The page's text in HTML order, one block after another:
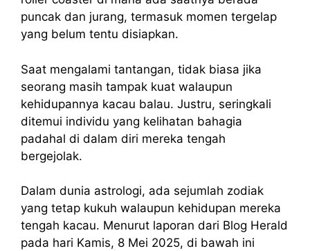
puncak dan jurang, termasuk momen tergelap
yang belum tentu disiapkan.
Saat mengalami tantangan, tidak biasa jika
seorang masih tampak kuat walaupun
kehidupannya kacau balau. Justru, seringkali
ditemui individu yang kelihatan bahagia
padahal di dalam diri mereka tengah
bergejolak.
Dalam dunia astrologi, ada sejumlah zodiak
yang tetap kukuh walaupun kehidupan mereka
tengah kacau. Menurut laporan dari Blog Herald
pada hari Kamis, 8 Mei 2025, di bawah ini